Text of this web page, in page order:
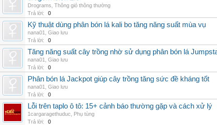
Drograms Thông gió thông thường
Trả lời:
0
Kỹ thuật dùng phân bón lá kali bo tăng năng suất mùa vụ
nana01
Giao lưu
Trả lời:
0
Tăng năng suất cây trồng nhờ sử dụng phân bón lá
nana01
Giao lưu
Trả lời:
0
Phân bón lá Jackpot giúp cây trồng tăng sức đề kháng tốt
nana01
Giao lưu
Trả lời:
0
Lỗi trên taplo ô tô: 15+ cảnh báo thường gặp và cách xử lý
1cargaragethuduc
Phụ tùng
Trả lời:
0